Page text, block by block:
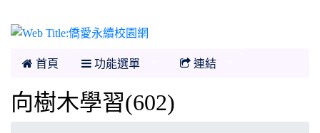
首頁 功能選單 連結
向樹木學習(602)